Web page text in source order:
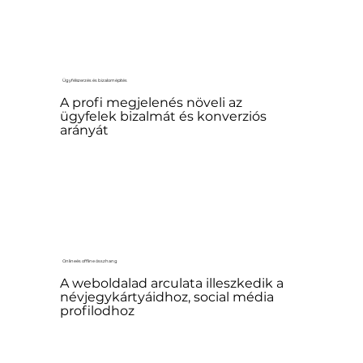
Ügyfélszerzés és bizalomépítés
A profi megjelenés növeli az
ügyfelek bizalmát és konverziós
arányát
Online és offline összhang
A weboldalad arculata illeszkedik a
névjegykártyáidhoz, social média
profilodhoz